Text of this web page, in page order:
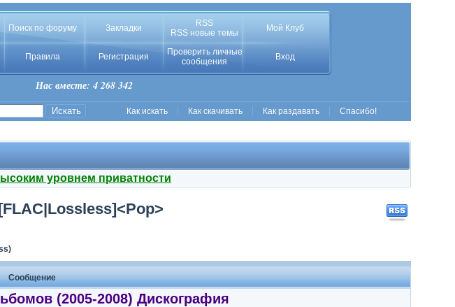
Поиск по форуму Закладки
RSS
RSS новые темы
Мой Клуб
Правила Регистрация
Проверить личные
сообщения
Вход
Нас вместе: 4 268 342
Как искать Как скачивать Как раздавать Спасибо!
уровнем приватности
Сообщение
(2005-2008) Дискография